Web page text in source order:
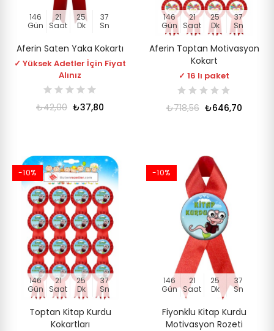
146
Gün
21
Saat
25
Dk
36
Sn
Aferin Saten Yaka Kokartı
✓ Yüksek Adetler İçin Fiyat
Alınız
₺42,00 ₺37,80
146
Gün
21
Saat
25
Dk
36
Sn
Aferin Toptan Motivasyon
Kokart
✓ 16 lı paket
₺718,56 ₺646,70
-10%
146
Gün
21
Saat
25
Dk
36
Sn
Toptan Kitap Kurdu
Kokartları
-10%
146
Gün
21
Saat
25
Dk
36
Sn
Fiyonklu Kitap Kurdu
Motivasyon Rozeti